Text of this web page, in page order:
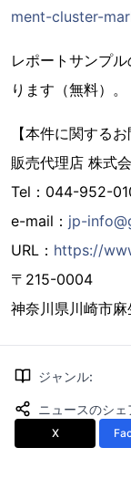
ment-cluster-
レポートサンプ
ります（無料）。
【本件に関する
販売代理店 株式
Tel：044-952-
e-mail： jp-
URL： https://
〒215-0004
神奈川県川崎市
ジャンル:
ニュースのシェ
X